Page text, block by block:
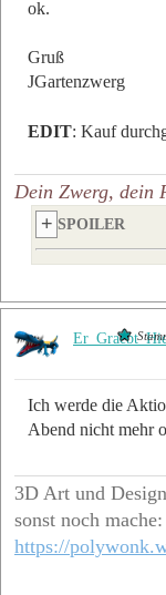
ok.
Gruß
JGartenzwerg
EDIT: Kauf
Dein Zwerg, dein
SPOILER
Ich werde die
Abend nicht mehr
3D Art und
sonst noch mache:
https://